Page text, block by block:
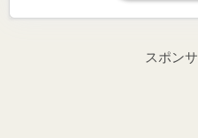
スポン